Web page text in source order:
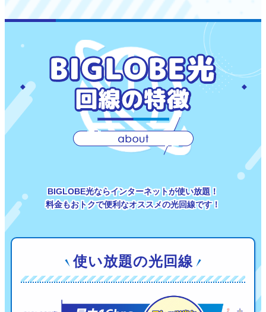
BIGLOBE光ならインターネットが使い放題！
料金もおトクで便利なオススメの光回線です！
使い放題の光回線